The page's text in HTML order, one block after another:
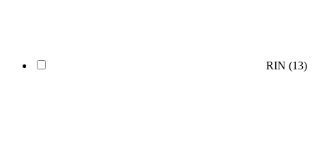
RIN (13)